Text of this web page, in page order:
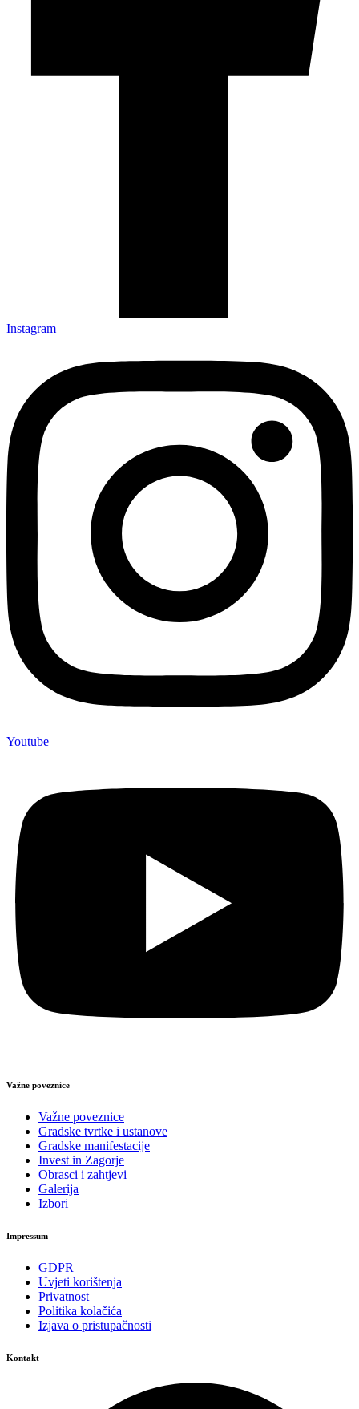
Instagram
Youtube
Važne poveznice
Važne poveznice
Gradske tvrtke i ustanove
Gradske manifestacije
Invest in Zagorje
Obrasci i zahtjevi
Galerija
Izbori
Impressum
GDPR
Uvjeti korištenja
Privatnost
Politika kolačića
Izjava o pristupačnosti
Kontakt